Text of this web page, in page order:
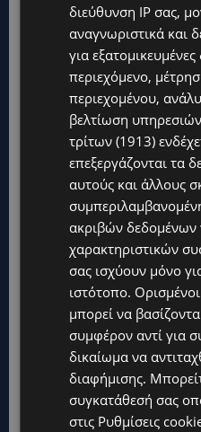
ΔΙΑΒΑΣΤΕ ΕΠΙΣΗΣ:
ΑΝΤΙΓΟΝΗ
Ειδυλλιακός
Κυκλάδων-Οι
ταξίδεψαν
διεύθυνση IP σας,
αναγνωριστικά και
για εξατομικευμένες
περιεχόμενο,
περιεχομένου,
βελτίωση
τρίτων (1913)
επεξεργάζονται τα
αυτούς και άλλους
ακριβών δεδομένων
χαρακτηριστικών
σας ισχύουν μόνο
ιστότοπο.
μπορεί να
συμφέρον αντί για
δικαίωμα να
διαφήμισης.
συγκατάθεσή σας
στις Ρυθμίσεις